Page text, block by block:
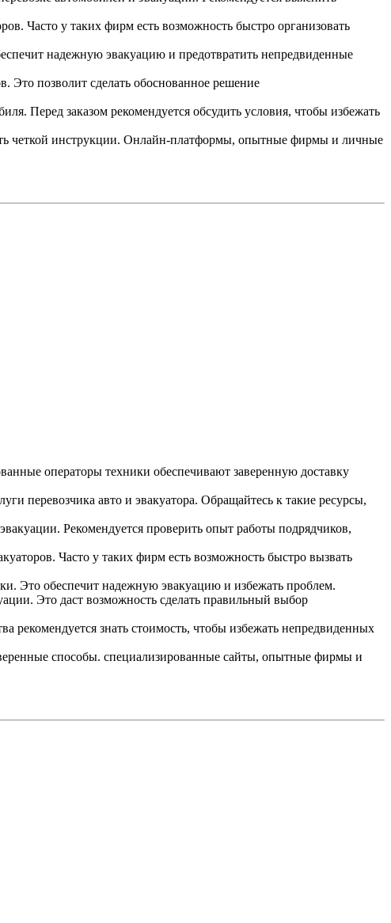
Часто у таких фирм есть возможность быстро организовать
надежную эвакуацию и предотвратить непредвиденные
Это позволит сделать обоснованное решение
Перед заказом рекомендуется обсудить условия, чтобы избежать
четкой инструкции. Онлайн-платформы, опытные фирмы и личные
операторы техники обеспечивают заверенную доставку
перевозчика авто и эвакуатора. Обращайтесь к такие ресурсы,
Рекомендуется проверить опыт работы подрядчиков,
Часто у таких фирм есть возможность быстро вызвать
Это обеспечит надежную эвакуацию и избежать проблем.
Это даст возможность сделать правильный выбор
рекомендуется знать стоимость, чтобы избежать непредвиденных
способы. специализированные сайты, опытные фирмы и